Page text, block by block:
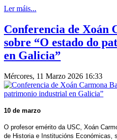
Ler máis...
Conferencia de Xoán
sobre “O estado do
en Galicia”
Mércores, 11 Marzo 2026 16:33
10 de marzo
O profesor emérito da USC, Xoán
de Historia e Institucións Económicas,